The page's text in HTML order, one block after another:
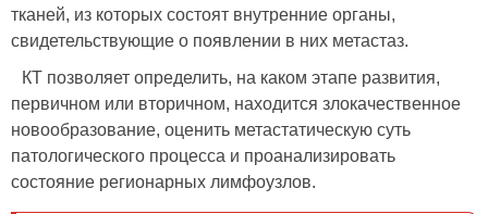
тканей, из которых состоят внутренние органы,
свидетельствующие о появлении в них метастаз.
КТ позволяет определить, на каком этапе развития,
первичном или вторичном, находится злокачественное
новообразование, оценить метастатическую суть
патологического процесса и проанализировать
состояние регионарных лимфоузлов.